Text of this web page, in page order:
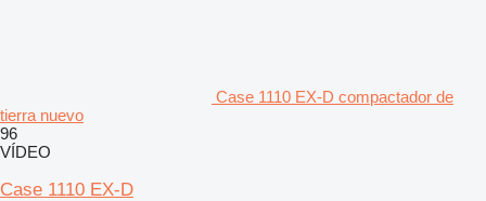
Case 1110 EX-D compactador de
tierra nuevo
96
VÍDEO
Case 1110 EX-D